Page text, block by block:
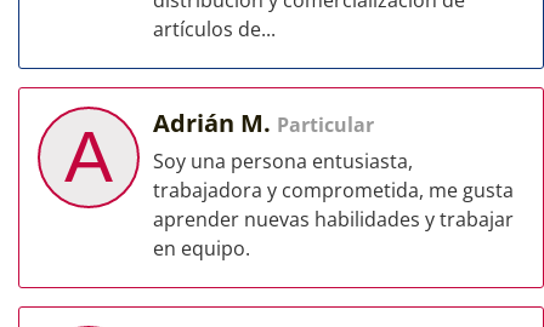
artículos de...
A Adrián M. Particular
Soy una persona entusiasta,
trabajadora y comprometida, me gusta
aprender nuevas habilidades y trabajar
en equipo.